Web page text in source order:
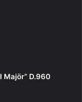
Majör” D.960